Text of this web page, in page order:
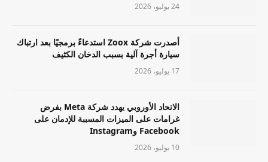
24 يوليو، 2026
أصدرت شركة Zoox استدعاءً برمجيًا بعد ارتباك
سيارة أجرة آلية بسبب الدخان الكثيف
17 يوليو، 2026
الاتحاد الأوروبي يهدد شركة Meta بفرض
غرامات على الميزات المسببة للإدمان على
Facebook وInstagram
10 يوليو، 2026